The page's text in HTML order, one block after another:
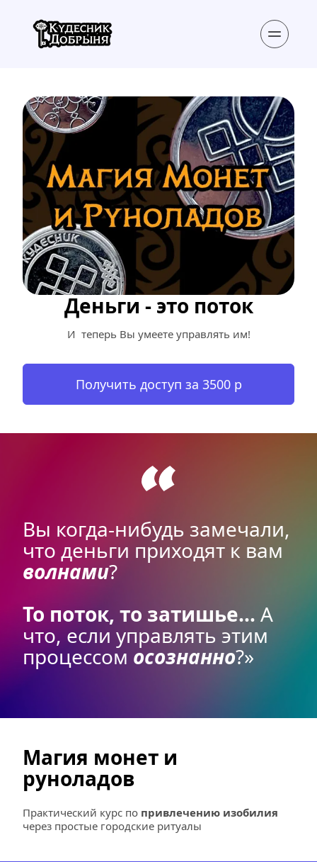
Деньги - это поток
И  теперь Вы умеете управлять им!
Получить доступ за 3500 р
Вы когда-нибудь замечали,
волнами?
То поток, то затишье… А
что, если управлять этим
процессом осознанно?»
Магия монет и
руноладов
Практический курс по привлечению изобилия
через простые городские ритуалы